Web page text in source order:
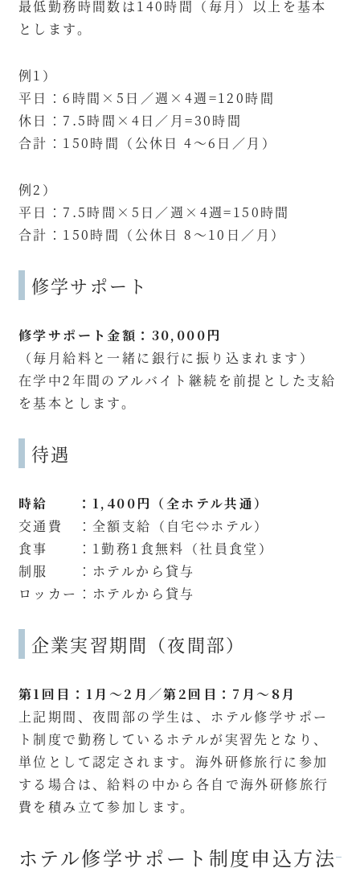
最低勤務時間数は140時間（毎月）以上を基本
とします。
例1）
平日：6時間×5日／週×4週=120時間
休日：7.5時間×4日／月=30時間
合計：150時間（公休日 4～6日／月）
例2）
平日：7.5時間×5日／週×4週=150時間
合計：150時間（公休日 8～10日／月）
修学サポート
修学サポート金額：30,000円
（毎月給料と一緒に銀行に振り込まれます）
在学中2年間のアルバイト継続を前提とした支給
を基本とします。
待遇
時給 ：1,400円（全ホテル共通）
交通費 ：全額支給（自宅⇔ホテル）
食事 ：1勤務1食無料（社員食堂）
制服 ：ホテルから貸与
ロッカー：ホテルから貸与
企業実習期間（夜間部）
第1回目：1月～2月／第2回目：7月～8月
上記期間、夜間部の学生は、ホテル修学サポー
ト制度で勤務しているホテルが実習先となり、
単位として認定されます。海外研修旅行に参加
する場合は、給料の中から各自で海外研修旅行
費を積み立て参加します。
ホテル修学サポート制度申込方法